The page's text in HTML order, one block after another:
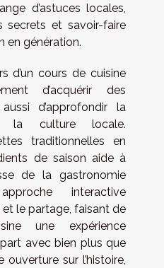
d’astuces locales,
secrets et savoir-faire
en génération.
d’un cours de cuisine
d’acquérir des
d’approfondir la
la culture locale.
traditionnelles en
de saison aide à
de la gastronomie
interactive
le partage, faisant de
une expérience
avec bien plus que
sur l’histoire,